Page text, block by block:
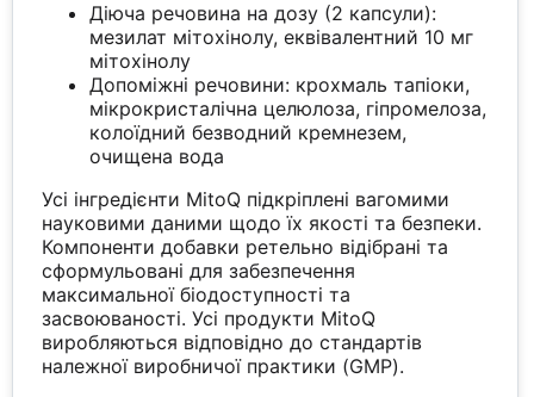
Діюча речовина на дозу (2 капсули):
мезилат мітохінолу, еквівалентний 10 мг
мітохінолу
Допоміжні речовини: крохмаль тапіоки,
мікрокристалічна целюлоза, гіпромелоза,
колоїдний безводний кремнезем,
очищена вода
Усі інгредієнти MitoQ підкріплені вагомими
науковими даними щодо їх якості та безпеки.
Компоненти добавки ретельно відібрані та
сформульовані для забезпечення
максимальної біодоступності та
засвоюваності. Усі продукти MitoQ
виробляються відповідно до стандартів
належної виробничої практики (GMP).